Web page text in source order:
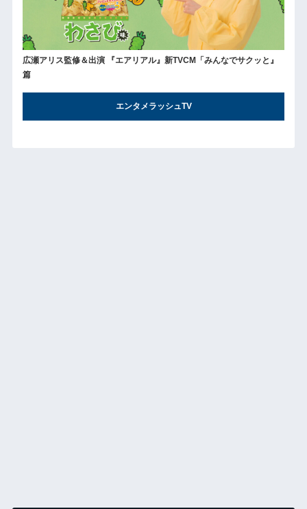
広瀬アリス監修＆出演 『エアリアル』新TVCM「みんなでサクッと』
篇
エンタメラッシュTV